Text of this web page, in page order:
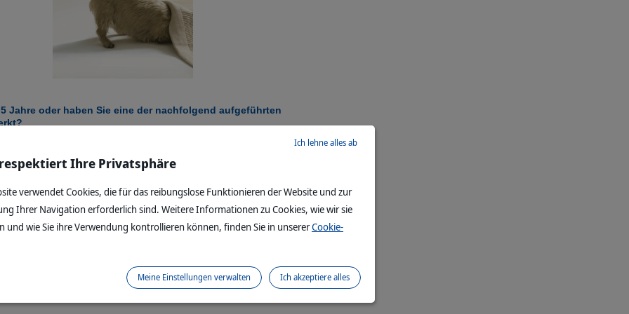
Jahre oder haben Sie eine der nachfolgend aufgeführten
Hinhocken
Sekret aus der Harnröhre
Ursache
Ihre Privatsphäre
verwendet Cookies, die für das reibungslose Funktionieren der Website und zur
Ihrer Navigation erforderlich sind. Weitere Informationen zu Cookies, wie wir sie
und wie Sie ihre Verwendung kontrollieren können, finden Sie in unsererCookie-
Ich lehne alles ab
Ich akzeptiere alles
Meine Einstellungen verwalten